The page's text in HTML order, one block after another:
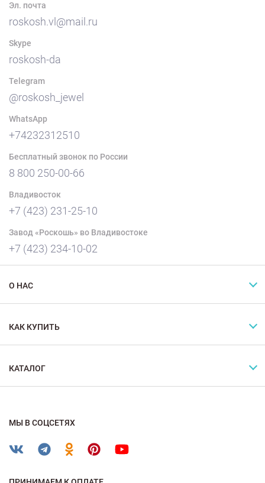
Эл. почта
roskosh.vl@mail.ru
Skype
roskosh-da
Telegram
@roskosh_jewel
WhatsApp
+74232312510
Бесплатный звонок по России
8 800 250-00-66
Владивосток
+7 (423) 231-25-10
Завод «Роскошь» во Владивостоке
+7 (423) 234-10-02
О НАС
КАК КУПИТЬ
КАТАЛОГ
МЫ В СОЦСЕТЯХ